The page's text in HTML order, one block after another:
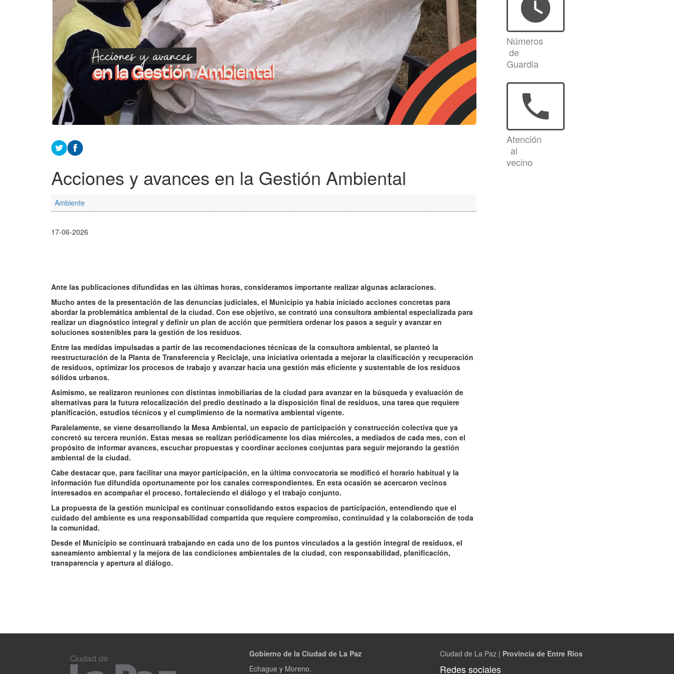
Acciones y avances en la Gestión Ambiental
Ambiente
17-06-2026
Ante las publicaciones difundidas en las últimas horas, consideramos importante realizar algunas aclaraciones.
Mucho antes de la presentación de las denuncias judiciales, el Municipio ya había iniciado acciones concretas para
abordar la problemática ambiental de la ciudad. Con ese objetivo, se contrató una consultora ambiental especializada para
realizar un diagnóstico integral y definir un plan de acción que permitiera ordenar los pasos a seguir y avanzar en
soluciones sostenibles para la gestión de los residuos.
Entre las medidas impulsadas a partir de las recomendaciones técnicas de la consultora ambiental, se planteó la
reestructuración de la Planta de Transferencia y Reciclaje, una iniciativa orientada a mejorar la clasificación y recuperación
de residuos, optimizar los procesos de trabajo y avanzar hacia una gestión más eficiente y sustentable de los residuos
sólidos urbanos.
Asimismo, se realizaron reuniones con distintas inmobiliarias de la ciudad para avanzar en la búsqueda y evaluación de
alternativas para la futura relocalización del predio destinado a la disposición final de residuos, una tarea que requiere
planificación, estudios técnicos y el cumplimiento de la normativa ambiental vigente.
Paralelamente, se viene desarrollando la Mesa Ambiental, un espacio de participación y construcción colectiva que ya
concretó su tercera reunión. Estas mesas se realizan periódicamente los días miércoles, a mediados de cada mes, con el
propósito de informar avances, escuchar propuestas y coordinar acciones conjuntas para seguir mejorando la gestión
ambiental de la ciudad.
Cabe destacar que, para facilitar una mayor participación, en la última convocatoria se modificó el horario habitual y la
información fue difundida oportunamente por los canales correspondientes. En esta ocasión se acercaron vecinos
interesados en acompañar el proceso, fortaleciendo el diálogo y el trabajo conjunto.
La propuesta de la gestión municipal es continuar consolidando estos espacios de participación, entendiendo que el
cuidado del ambiente es una responsabilidad compartida que requiere compromiso, continuidad y la colaboración de toda
la comunidad.
Desde el Municipio se continuará trabajando en cada uno de los puntos vinculados a la gestión integral de residuos, el
saneamiento ambiental y la mejora de las condiciones ambientales de la ciudad, con responsabilidad, planificación,
transparencia y apertura al diálogo.
watch_later
Números
de
Guardia
phone
Atención
al
vecino
Gobierno de la Ciudad de La Paz
Echague y Moreno.
Ciudad de La Paz | Provincia de Entre Ríos
Redes sociales